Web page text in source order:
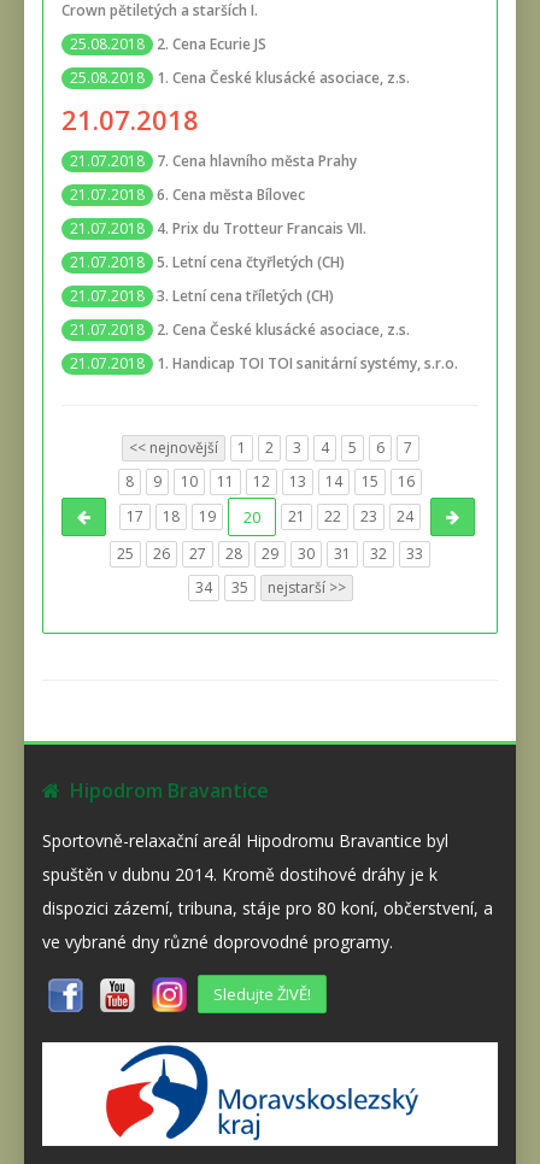
Crown pětiletých a starších I.
25.08.2018
2. Cena Ecurie JS
25.08.2018
1. Cena České klusácké asociace, z.s.
21.07.2018
21.07.2018
7. Cena hlavního města Prahy
21.07.2018 6. Cena města Bílovec
21.07.2018
4. Prix du Trotteur Francais VII.
21.07.2018 5. Letní cena čtyřletých (CH)
21.07.2018 3. Letní cena tříletých (CH)
21.07.2018
2. Cena České klusácké asociace, z.s.
21.07.2018
1. Handicap TOI TOI sanitární systémy, s.r.o.
<< nejnovější 1 2 3 4 5 6
7
8
9 10 11 12 13 14 15
16
17
18 19 20 21 22 23
24
25
26 27 28 29 30 31 32
33
34
35 nejstarší >>
Hipodrom Bravantice
Sportovně-relaxační areál Hipodromu Bravantice byl
spuštěn v dubnu 2014. Kromě dostihové dráhy je k
dispozici zázemí, tribuna, stáje pro 80 koní, občerstvení, a
ve vybrané dny různé doprovodné programy.
Sledujte ŽIVĚ!